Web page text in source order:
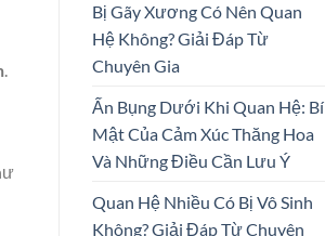
.
Bị Gãy Xương Có Nên Quan
Hệ Không? Giải Đáp Từ
Chuyên Gia
Ấn Bụng Dưới Khi Quan Hệ: Bí
Mật Của Cảm Xúc Thăng Hoa
Và Những Điều Cần Lưu Ý
Quan Hệ Nhiều Có Bị Vô Sinh
Không? Giải Đáp Từ Chuyên